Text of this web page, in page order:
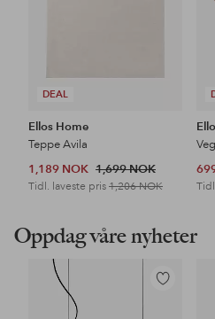
DEAL
Ellos Home
Teppe Avila
1,189 NOK 1,699 NOK
Tidl. laveste pris 1,206 NOK
Oppdag våre nyheter
Legg